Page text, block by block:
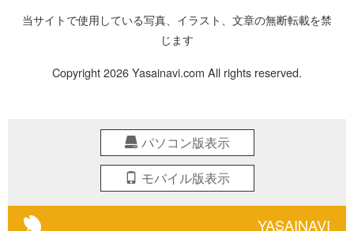
当サイトで使用している写真、イラスト、文章の無断転載を禁
じます
Copyright 2026 Yasainavi.com All rights reserved.
パソコン版表示
モバイル版表示
YASAINAVI